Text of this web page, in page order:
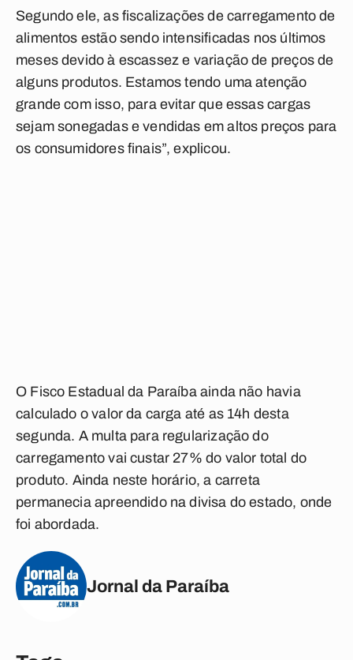
Segundo ele, as fiscalizações de carregamento de
alimentos estão sendo intensificadas nos últimos
meses devido à escassez e variação de preços de
alguns produtos. Estamos tendo uma atenção
grande com isso, para evitar que essas cargas
sejam sonegadas e vendidas em altos preços para
os consumidores finais”, explicou.
O Fisco Estadual da Paraíba ainda não havia
calculado o valor da carga até as 14h desta
segunda. A multa para regularização do
carregamento vai custar 27% do valor total do
produto. Ainda neste horário, a carreta
permanecia apreendido na divisa do estado, onde
foi abordada.
Jornal da Paraíba